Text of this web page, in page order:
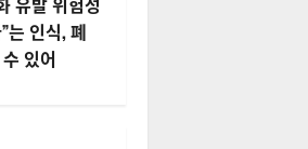
는 인식, 폐
있어